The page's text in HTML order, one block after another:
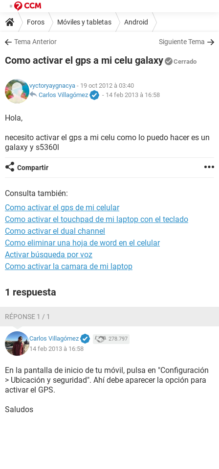
Foros Móviles y tabletas Android
Tema Anterior Siguiente Tema
Como activar el gps a mi celu galaxy Cerrado
vyctoryaygnacya - 19 oct 2012 à 03:40
Carlos Villagómez
- 14 feb 2013 à 16:58
Hola,
necesito activar el gps a mi celu como lo puedo hacer es un
galaxy y s5360l
Compartir
Consulta también:
Como activar el gps de mi celular
Como activar el touchpad de mi laptop con el teclado
Como activar el dual channel
Como eliminar una hoja de word en el celular
Activar búsqueda por voz
Como activar la camara de mi laptop
1 respuesta
RÉPONSE 1 / 1
Carlos Villagómez 278.797
14 feb 2013 à 16:58
En la pantalla de inicio de tu móvil, pulsa en "Configuración
> Ubicación y seguridad". Ahí debe aparecer la opción para
activar el GPS.
Saludos